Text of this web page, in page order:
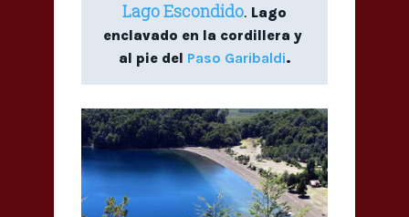
Lago Escondido. Lago
enclavado en la cordillera y
al pie del Paso Garibaldi.